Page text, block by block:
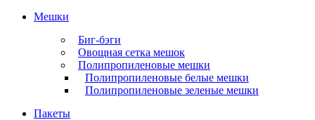
Мешки
Биг-бэги
Овощная сетка мешок
Полипропиленовые мешки
Полипропиленовые белые мешки
Полипропиленовые зеленые мешки
Пакеты